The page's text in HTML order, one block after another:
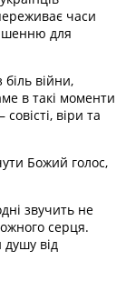
часи
для
війни,
в такі моменти
віри та
Божий голос,
звучить не
серця.
від